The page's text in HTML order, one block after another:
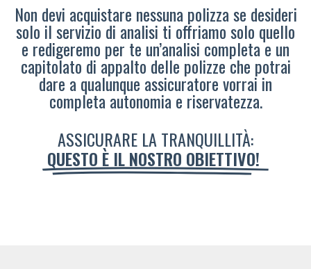
Non devi acquistare nessuna polizza se desideri
solo il servizio di analisi ti offriamo solo quello
e redigeremo per te un’analisi completa e un
capitolato di appalto delle polizze che potrai
dare a qualunque assicuratore vorrai in
completa autonomia e riservatezza.
ASSICURARE LA TRANQUILLITÀ:
QUESTO È IL NOSTRO OBIETTIVO!